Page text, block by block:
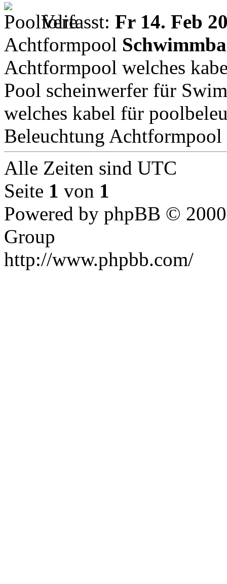
Verfasst: Fr 14. Feb
Achtformpool
Achtformpool welches
Pool scheinwerfer für
welches kabel für
Beleuchtung Achtformpool
Alle Zeiten sind UTC
Seite 1 von 1
Powered by phpBB ©
Group
http://www.phpbb.com/